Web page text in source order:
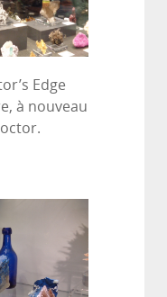
Edge
à nouveau